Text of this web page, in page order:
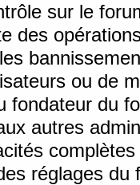
sur le
des
ou de
fondateur du
autres
réglages du